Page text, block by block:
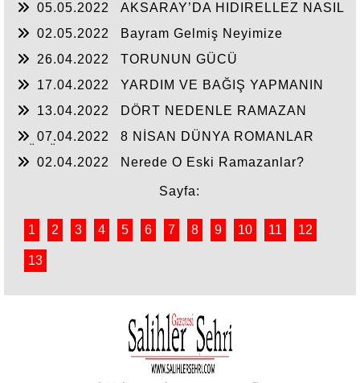
05.05.2022
AKSARAY’DA HIDIRELLEZ NASIL
02.05.2022
Bayram Gelmiş Neyimize
26.04.2022
TORUNUN GÜCÜ
17.04.2022
YARDIM VE BAĞIŞ YAPMANIN
13.04.2022
DÖRT NEDENLE RAMAZAN
07.04.2022
8 NİSAN DÜNYA ROMANLAR
02.04.2022
Nerede O Eski Ramazanlar?
Sayfa:
1 2 3 4 5 6 7 8 9 10 11 12
13